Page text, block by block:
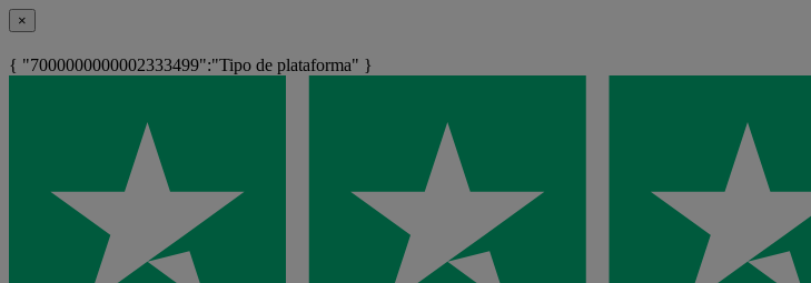
×
{ "7000000000002333499":"Tipo de plataforma" }